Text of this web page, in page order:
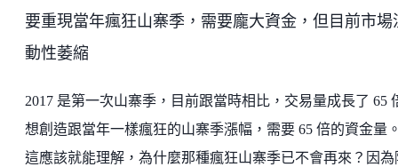
要重現當年瘋狂山寨季，需要龐大資金，但目前市場
動性萎縮
2017 是第一次山寨季，目前跟當時相比，交易量成長了 65
想創造跟當年一樣瘋狂的山寨季漲幅，需要 65 倍的資金量
這應該就能理解，為什麼那種瘋狂山寨季已不會再來？因為